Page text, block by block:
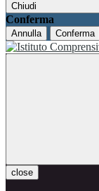
Chiudi
Conferma
Annulla Conferma
close